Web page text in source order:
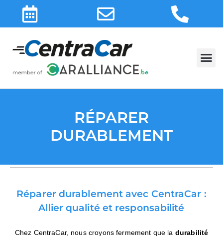
RÉPARER
DURABLEMENT
Réparer durablement avec CentraCar :
Allier qualité et responsabilité
Chez CentraCar, nous croyons fermement que la durabilité